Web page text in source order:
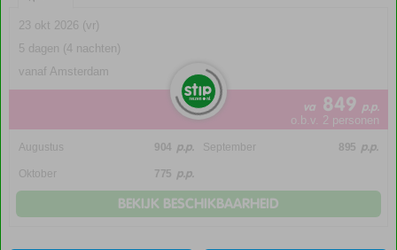
23 okt 2026 (vr)
5 dagen (4 nachten)
vanaf Amsterdam
va 849 p.p.
o.b.v. 2 personen
Augustus 904 p.p. September 895 p.p.
Oktober 775 p.p.
BEKIJK BESCHIKBAARHEID